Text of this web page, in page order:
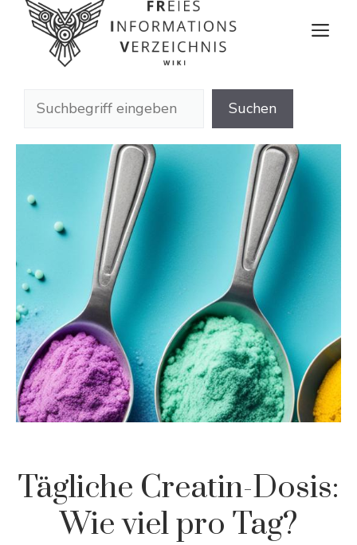
Inhalt
springen
Suchen
Tägliche Creatin-Dosis:
Wie viel pro Tag?